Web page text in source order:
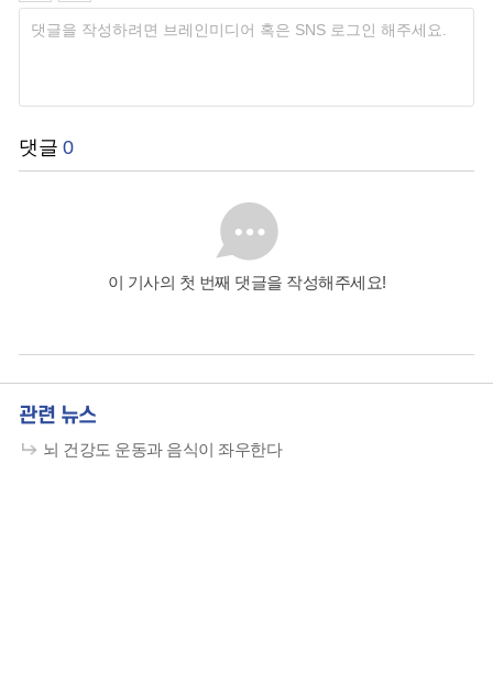
댓글 0
이 기사의 첫 번째 댓글을 작성해주세요!
관련 뉴스
뇌 건강도 운동과 음식이 좌우한다